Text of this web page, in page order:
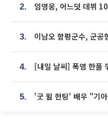
2.
3. 이남오 함평군수, 군공
4.
5.